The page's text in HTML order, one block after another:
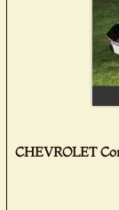
CHEVROLET